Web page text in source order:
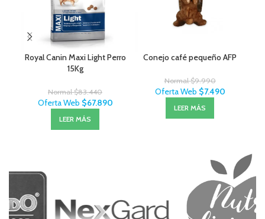
Royal Canin Maxi Light Perro
15Kg
Normal$83.440
Oferta Web $67.890
LEER MÁS
Conejo café pequeño AFP
Normal$9.990
Oferta Web $7.490
LEER MÁS